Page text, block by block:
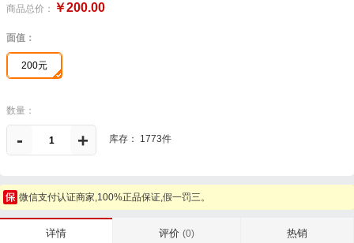
商品总价： ￥200.00
面值：
200元
数量：
- + 库存： 1773件
微信支付认证商家,100%正品保证,假一罚三。
详情 评价 (0) 热销